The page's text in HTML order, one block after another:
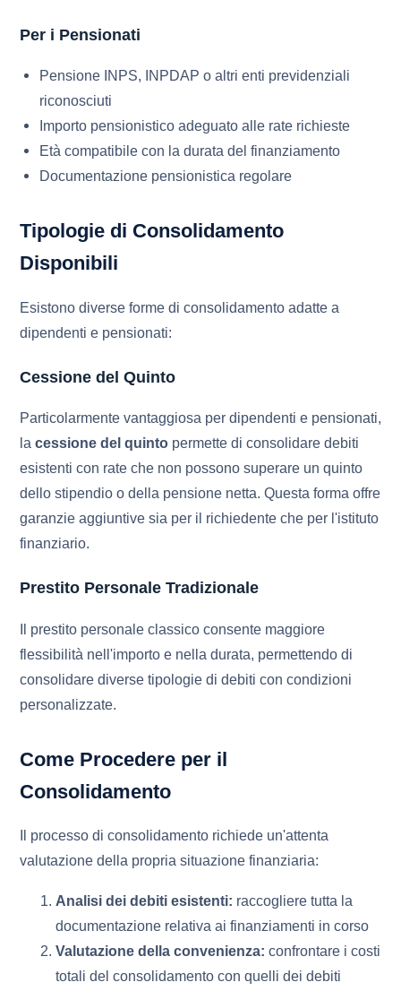
Per i Pensionati
Pensione INPS, INPDAP o altri enti previdenziali
riconosciuti
Importo pensionistico adeguato alle rate richieste
Età compatibile con la durata del finanziamento
Documentazione pensionistica regolare
Tipologie di Consolidamento
Disponibili
Esistono diverse forme di consolidamento adatte a
dipendenti e pensionati:
Cessione del Quinto
Particolarmente vantaggiosa per dipendenti e pensionati,
la cessione del quinto permette di consolidare debiti
esistenti con rate che non possono superare un quinto
dello stipendio o della pensione netta. Questa forma offre
garanzie aggiuntive sia per il richiedente che per l'istituto
finanziario.
Prestito Personale Tradizionale
Il prestito personale classico consente maggiore
flessibilità nell'importo e nella durata, permettendo di
consolidare diverse tipologie di debiti con condizioni
personalizzate.
Come Procedere per il
Consolidamento
Il processo di consolidamento richiede un'attenta
valutazione della propria situazione finanziaria:
Analisi dei debiti esistenti: raccogliere tutta la
documentazione relativa ai finanziamenti in corso
Valutazione della convenienza: confrontare i costi
totali del consolidamento con quelli dei debiti